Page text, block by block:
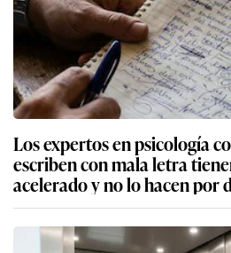
Los expertos en psicología
escriben con mala letra
acelerado y no lo hacen por